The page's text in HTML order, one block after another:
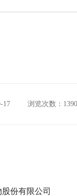
17 浏览次数：
份有限公司